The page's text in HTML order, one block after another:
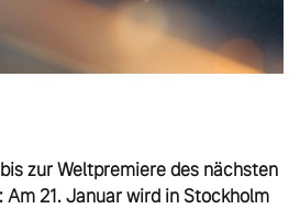
zur Weltpremiere des nächsten
21. Januar wird in Stockholm